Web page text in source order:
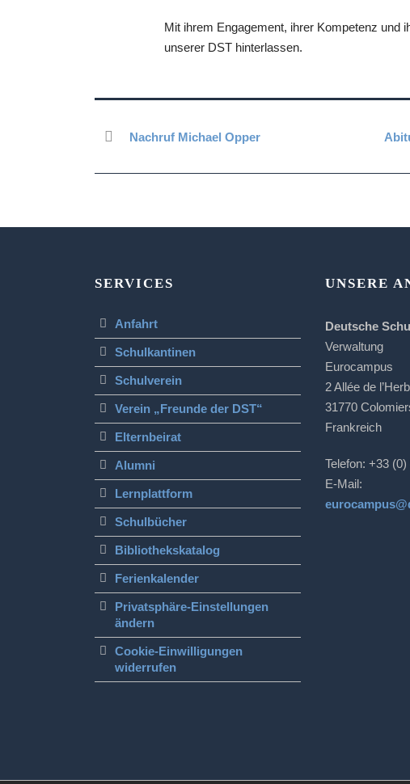
Mit ihrem Engagement, ihrer Kompetenz und
unserer DST hinterlassen.
Nachruf Michael Opper
SERVICES
Anfahrt
Schulkantinen
Schulverein
Verein „Freunde der DST“
Elternbeirat
Alumni
Lernplattform
Schulbücher
Bibliothekskatalog
Ferienkalender
Privatsphäre-Einstellungen
ändern
Cookie-Einwilligungen
widerrufen
UNSERE
Deutsche
Verwaltung
Eurocampus
2 Allée de
31770
Frankreich
Telefon: +33
E-Mail: